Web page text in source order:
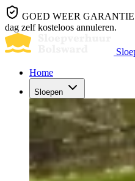
GOED WEER
dag zelf kosteloos annuleren.
Home
Sloepen